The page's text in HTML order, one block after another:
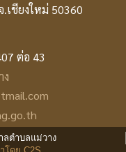
.เชียงใหม่ 50360
ต่อ 43
ลตำบลแม่วาง